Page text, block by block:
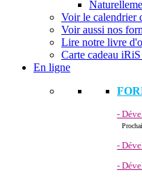
Voir le calendrier
Voir aussi nos
Lire notre livre
Carte cadeau
En ligne
-
-
-